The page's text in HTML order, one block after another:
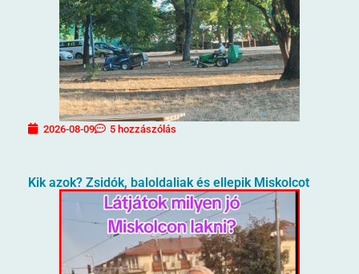
2026-08-09 5 hozzászólás
Kik azok? Zsidók, baloldaliak és ellepik Miskolcot